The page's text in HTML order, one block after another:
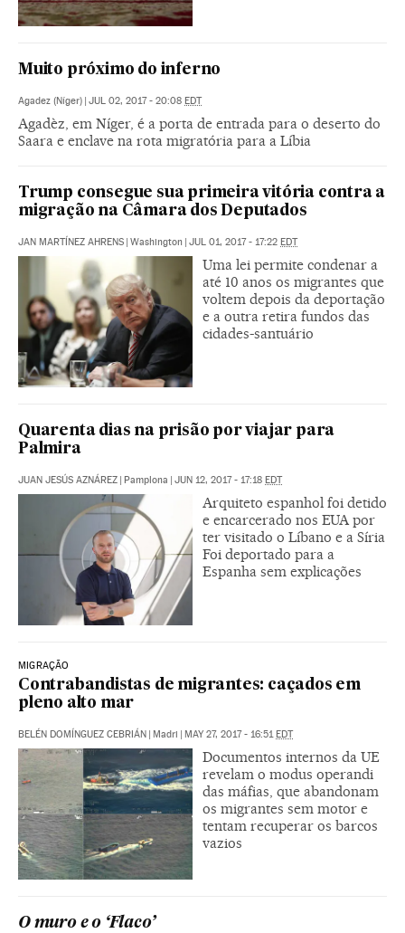
Muito próximo do inferno
Agadez (Níger) JUL 02, 2017 - 20:08 EDT
Agadèz, em Níger, é a porta de entrada para o deserto do
Saara e enclave na rota migratória para a Líbia
Trump consegue sua primeira vitória contra a
migração na Câmara dos Deputados
JAN MARTÍNEZ AHRENS Washington JUL 01, 2017 - 17:22 EDT
Uma lei permite condenar a
até 10 anos os migrantes que
voltem depois da deportação
e a outra retira fundos das
cidades-santuário
Quarenta dias na prisão por viajar para
Palmira
JUAN JESÚS AZNÁREZ Pamplona JUN 12, 2017 - 17:18 EDT
Arquiteto espanhol foi detido
e encarcerado nos EUA por
ter visitado o Líbano e a Síria
Foi deportado para a
Espanha sem explicações
MIGRAÇÃO
Contrabandistas de migrantes: caçados em
pleno alto mar
BELÉN DOMÍNGUEZ CEBRIÁN Madri MAY 27, 2017 - 16:51 EDT
Documentos internos da UE
revelam o modus operandi
das máfias, que abandonam
os migrantes sem motor e
tentam recuperar os barcos
vazios
O muro e o ‘Flaco’